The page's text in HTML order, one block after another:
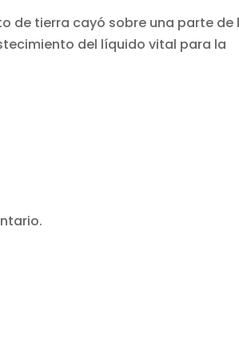
de tierra cayó sobre una parte de
del líquido vital para la